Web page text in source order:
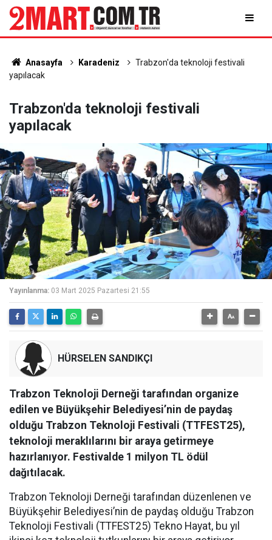
Anasayfa Karadeniz
Trabzon'da teknoloji festivali
yapılacak
Trabzon'da teknoloji festivali
yapılacak
Yayınlanma: 03 Mart 2025 Pazartesi 21:55
HÜRSELEN SANDIKÇI
Trabzon Teknoloji Derneği tarafından organize
edilen ve Büyükşehir Belediyesi’nin de paydaş
olduğu Trabzon Teknoloji Festivali (TTFEST25),
teknoloji meraklılarını bir araya getirmeye
hazırlanıyor. Festivalde 1 milyon TL ödül
dağıtılacak.
Trabzon Teknoloji Derneği tarafından düzenlenen ve
Büyükşehir Belediyesi’nin de paydaş olduğu Trabzon
Teknoloji Festivali (TTFEST25) Tekno Hayat, bu yıl